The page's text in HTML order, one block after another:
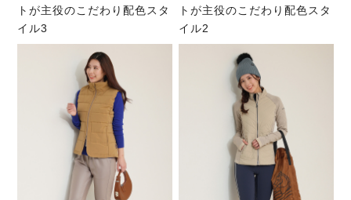
トが主役のこだわり配色スタ
イル3
トが主役のこだわり配色スタ
イル2